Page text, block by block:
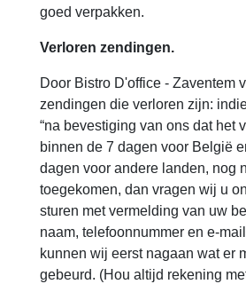
goed verpakken.
Verloren zendingen.
Door Bistro D'office - Zaventem
zendingen die verloren zijn:
“na bevestiging van ons dat het
binnen de 7 dagen voor België
dagen voor andere landen, nog
toegekomen, dan vragen wij u
sturen met vermelding van uw
naam, telefoonnummer en e-
kunnen wij eerst nagaan wat er
gebeurd. (Hou altijd rekening